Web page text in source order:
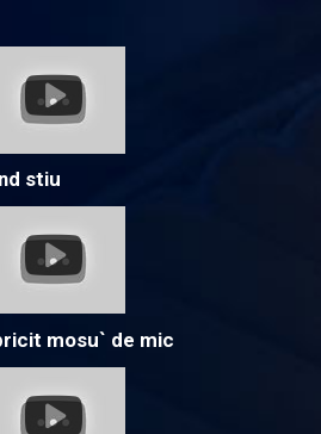
stiu
mosu` de mic